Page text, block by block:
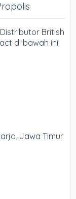
British
di bawah ini.
Jawa Timur